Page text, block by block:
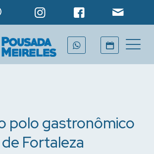
polo gastronômico
de Fortaleza